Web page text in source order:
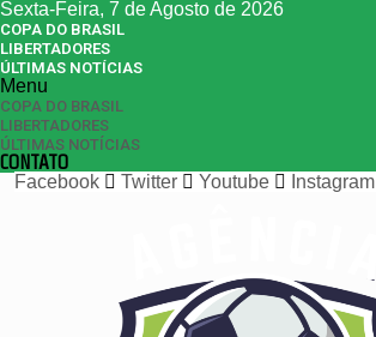
Sexta-Feira, 7 de Agosto de 2026
COPA DO BRASIL
LIBERTADORES
ÚLTIMAS NOTÍCIAS
Menu
COPA DO BRASIL
LIBERTADORES
ÚLTIMAS NOTÍCIAS
CONTATO
Facebook
Twitter Youtube Instagram